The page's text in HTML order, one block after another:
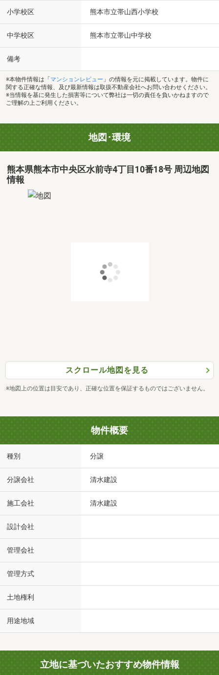
小学校区 熊本市立帯山西小学校
中学校区 熊本市立帯山中学校
備考
※本物件情報は「 マンションレビュー 」の情報を元に掲載しています。物件に
関する正確な情報、及び最新情報は取扱不動産会社へお問い合わせください。
※当情報を基に発生した損害等について弊社は一切の責任を負いかねますので
ご理解の上ご利用ください。
地図･環境
熊本県熊本市中央区水前寺4丁目10番18号 周辺地図
情報
スクロール地図を見る
※地図上の位置は目安であり、正確な位置を保証するものではございません。
物件概要
種別 分譲
分譲会社 清水建設
施工会社 清水建設
設計会社
管理会社
管理方式
土地権利
用途地域
立地に基づいたおすすめ物件情報